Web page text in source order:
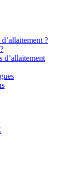
?
d’allaitement